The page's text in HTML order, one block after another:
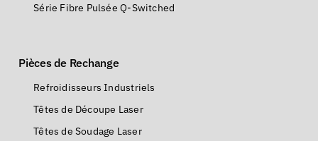
Série Fibre Pulsée Q-Switched
Pièces de Rechange
Refroidisseurs Industriels
Têtes de Découpe Laser
Têtes de Soudage Laser